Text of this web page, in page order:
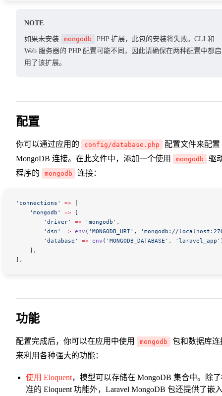
NOTE
如果未安装 mongodb
PHP 扩展，此包的安装将失败。CLI 和
Web 服务器的 PHP 配置可能不同，因此请确保在两种配置中都启
用了该扩展。
配置
你可以通过应用的 config/database.php
配置文件来配置
MongoDB 连接。在此文件中，添加一个使用
mongodb
驱
程序的
mongodb 连接：
'connections' => [
    'mongodb'
=> [
        'driver'
=> 'mongodb' ,
        'dsn'
=> env ( 'MONGODB_URI' ,
'mongodb://
        'database'
=> env ( 'MONGODB_DATABASE' , 'laravel_app'
    ],
],
功能
配置完成后，你可以在应用中使用 mongodb
包和数据库连
来利用各种强大的功能：
使用 Eloquent，模型可以存储在 MongoDB 集合中。除
准的 Eloquent 功能外，Laravel MongoDB 包还提供了嵌